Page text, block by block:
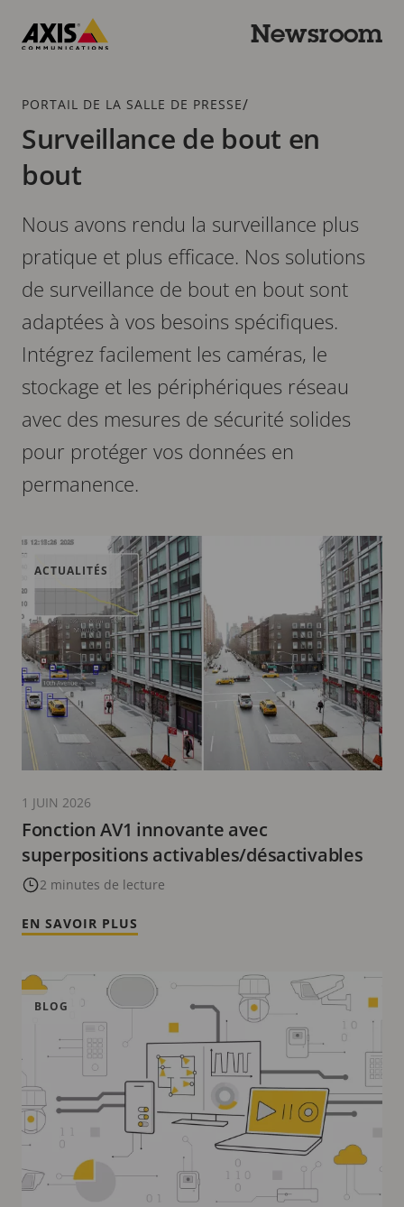
contenu
Newsroom
Fil
PORTAIL DE LA SALLE DE PRESSE/
Surveillance de bout en
bout
Nous avons rendu la surveillance plus
pratique et plus efficace. Nos solutions
de surveillance de bout en bout sont
adaptées à vos besoins spécifiques.
Intégrez facilement les caméras, le
stockage et les périphériques réseau
avec des mesures de sécurité solides
pour protéger vos données en
permanence.
Fonction AV1 innovante avec
superpositions activables/désactivables
2 minutes de lecture
ACTUALITÉS
1 JUIN 2026
EN SAVOIR PLUS
BLOG